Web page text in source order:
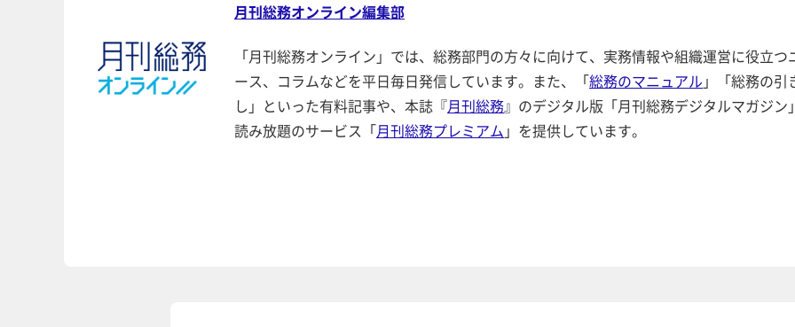
月刊総務オンライン編集部
「月刊総務オンライン」では、総務部門の方々に向けて、実務情報や組織運営に役立つ
ース、コラムなどを平日毎日発信しています。また、「総務のマニュアル 」「総務の引
し」といった有料記事や、本誌『月刊総務』のデジタル版「月刊総務デジタルマガジン
読み放題のサービス「月刊総務プレミアム 」を提供しています。